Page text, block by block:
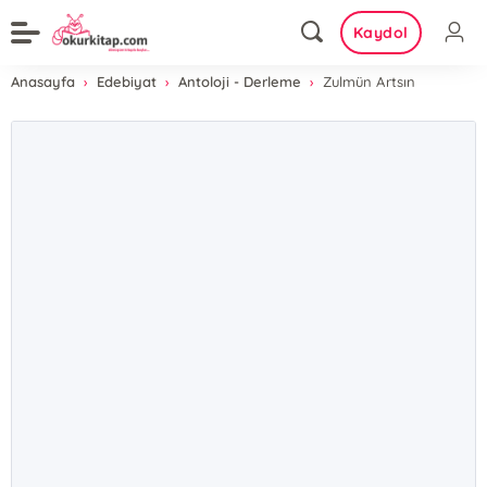
Kaydol
Anasayfa Edebiyat Antoloji - Derleme Zulmün Artsın